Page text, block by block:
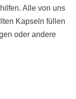
Alle von uns
Kapseln füllen
oder andere